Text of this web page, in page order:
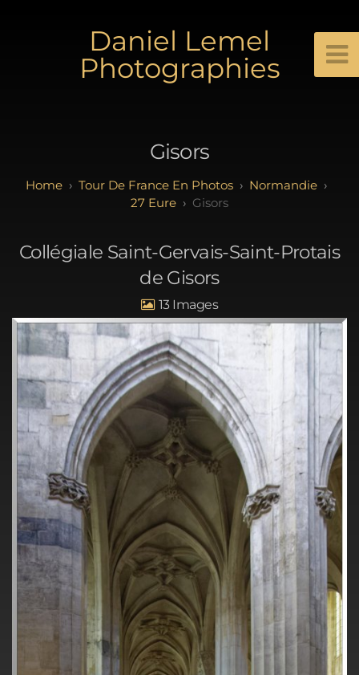
Daniel Lemel
Photographies
Gisors
Tour De France En Photos
Normandie
27 Eure
Gisors
Collégiale Saint-Gervais-Saint-Protais
de Gisors
13